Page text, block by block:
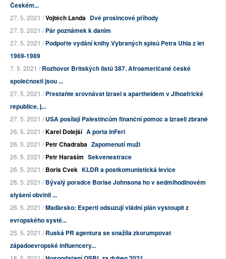
Českém...
27. 5. 2021 /Vojtěch Landa Dvě prosincové příhody
27. 5. 2021 /Pár poznámek k daním
27. 5. 2021 /Podpořte vydání knihy Vybraných spisů Petra Uhla z let
1969-1989
7. 5. 2021 /Rozhovor Britských listů 387. Afroameričané české
společnosti jsou ...
27. 5. 2021 /Přestaňte srovnávat Izrael s apartheidem v Jihoafrické
republice, j...
27. 5. 2021 /USA posílají Palestincům finanční pomoc a Izraeli zbraně
26. 5. 2021 /Karel Dolejší A porta inFeri
26. 5. 2021 /Petr Chadraba Zapomenutí muži
26. 5. 2021 /Petr Haraším Sekvenestrace
26. 5. 2021 /Boris Cvek KLDR a postkomunistická levice
26. 5. 2021 /Bývalý poradce Borise Johnsona ho v sedmihodinovém
slyšení obvinil ...
26. 5. 2021 /Maďarsko: Experti odsuzují vládní plán vystoupit z
evropského systé...
25. 5. 2021 /Ruská PR agentura se snažíla zkorumpovat
západoevropské influencery...